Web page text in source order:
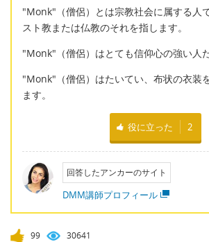
"Monk"（僧侶）とは宗教社会に属する人
スト教または仏教のそれを指します。
"Monk"（僧侶）はとても信仰心の強い人
"Monk"（僧侶）はたいてい、布状の衣装
ます。
役に立った 2
回答したアンカーのサイト
DMM講師プロフィール
99 30641